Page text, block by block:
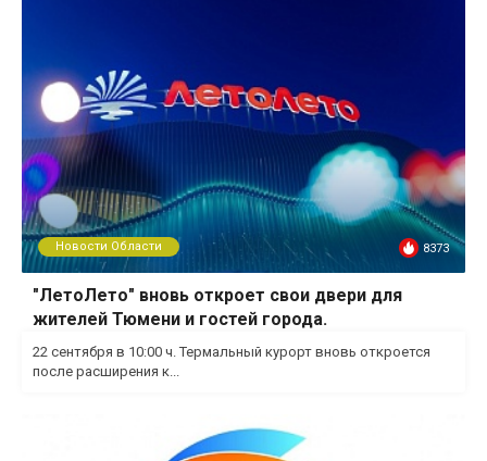
Новости Области 8373
"ЛетоЛето" вновь откроет свои двери для
жителей Тюмени и гостей города.
22 сентября в 10:00 ч. Термальный курорт вновь откроется
после расширения к...